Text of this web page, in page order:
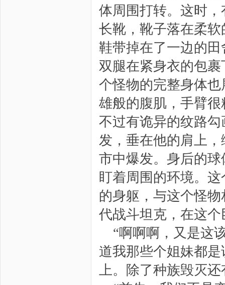
体周围打转。这时
长靴，靴子落在柔
鞋带掉在了一边的
双腿在紧身衣的包
个怪物的完整身体
雄般的腹肌，手臂
不过有诡异的纹路
发，垂在他的肩上
市中爆发。身后的
盯着周围的环境。
的身躯，与这个怪
代战斗坦克，在这
“啊啊啊，又是这
道我那些个姐妹都
上。除了种族毁灭